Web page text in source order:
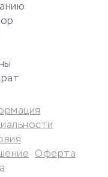
Оферта